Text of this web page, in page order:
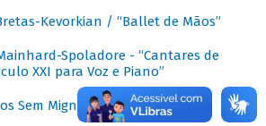
Kevorkian / “Ballet de Mãos”
Spoladore - “Cantares de
XXI para Voz e Piano”
Sem Mignone